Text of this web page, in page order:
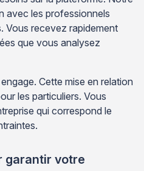
avec les professionnels
Vous recevez rapidement
que vous analysez
Cette mise en relation
les particuliers. Vous
qui correspond le
garantir votre